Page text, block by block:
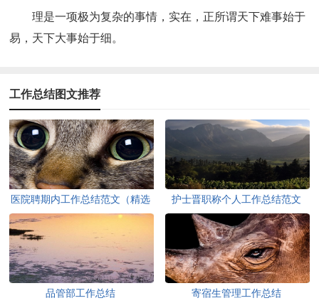
理是一项极为复杂的事情，实在，正所谓天下难事始于
易，天下大事始于细。
工作总结图文推荐
医院聘期内工作总结范文（精选
护士晋职称个人工作总结范文
（通用5篇）
品管部工作总结 寄宿生管理工作总结